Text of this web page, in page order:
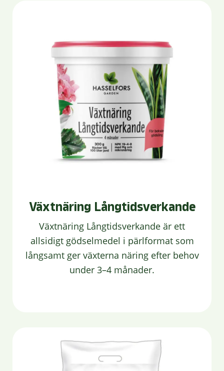
Växtnäring Långtidsverkande
Växtnäring Långtidsverkande är ett
allsidigt gödselmedel i pärlformat som
långsamt ger växterna näring efter behov
under 3–4 månader.